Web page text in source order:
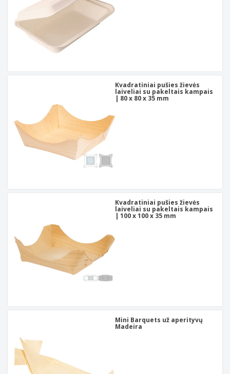
Kvadratiniai pušies žievės
laiveliai su pakeltais kampais
| 80 x 80 x 35 mm
Kvadratiniai pušies žievės
laiveliai su pakeltais kampais
| 100 x 100 x 35 mm
Mini Barquets už aperityvų
Madeira